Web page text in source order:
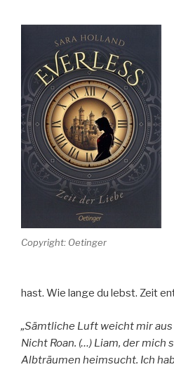
Copyright: Oetinger
hast. Wie lange du lebst. Zeit
„Sämtliche Luft weicht mir
Nicht Roan. (…) Liam, der mich
Albträumen heimsucht. Ich